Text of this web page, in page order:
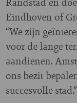
Eindhoven of
“We zijn
voor de lange
aandienen.
ons bezit
succesvolle stad.”